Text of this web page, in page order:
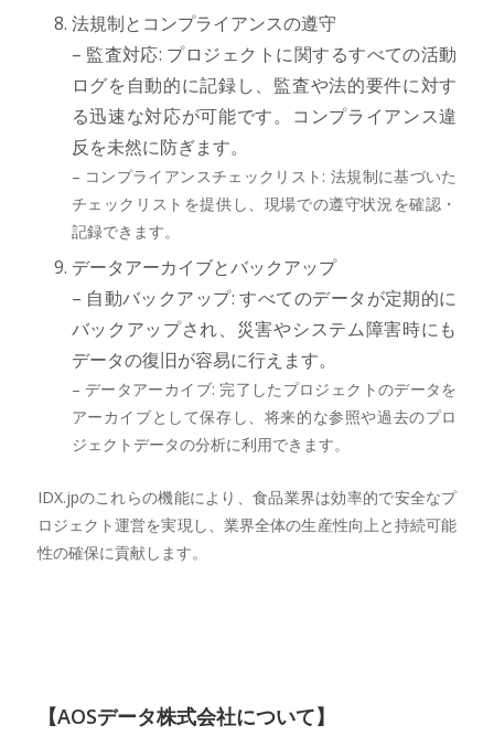
法規制とコンプライアンスの遵守
– 監査対応: プロジェクトに関するすべての活動
ログを自動的に記録し、監査や法的要件に対す
る迅速な対応が可能です。コンプライアンス違
反を未然に防ぎます。
– コンプライアンスチェックリスト: 法規制に基づいた
チェックリストを提供し、現場での遵守状況を確認・
記録できます。
データアーカイブとバックアップ
– 自動バックアップ: すべてのデータが定期的に
バックアップされ、災害やシステム障害時にも
データの復旧が容易に行えます。
– データアーカイブ: 完了したプロジェクトのデータを
アーカイブとして保存し、将来的な参照や過去のプロ
ジェクトデータの分析に利用できます。
IDX.jpのこれらの機能により、食品業界は効率的で安全なプ
ロジェクト運営を実現し、業界全体の生産性向上と持続可能
性の確保に貢献します。
【AOSデータ株式会社について】